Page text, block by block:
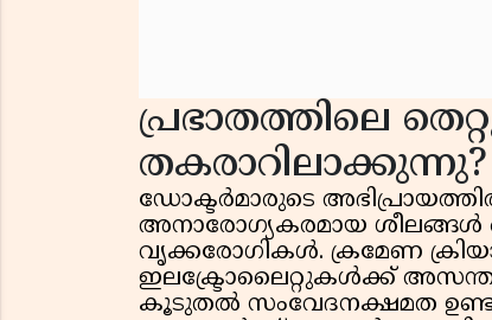
പ്രഭാതത്തിലെ
തകരാറിലാക്കുന്നു?
ഡോക്ടർമാരുടെ
അനാരോഗ്യകരമായ ശീലങ്ങൾ
വൃക്കരോഗികൾ. ക്രമേണ
ഇലക്ട്രോലൈറ്റുകൾക്ക്
കൂടുതൽ സംവേദനക്ഷമത